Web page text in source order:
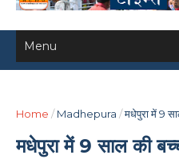
Home / Madhepura /मधेपुरा में 9
मधेपुरा में 9 साल की